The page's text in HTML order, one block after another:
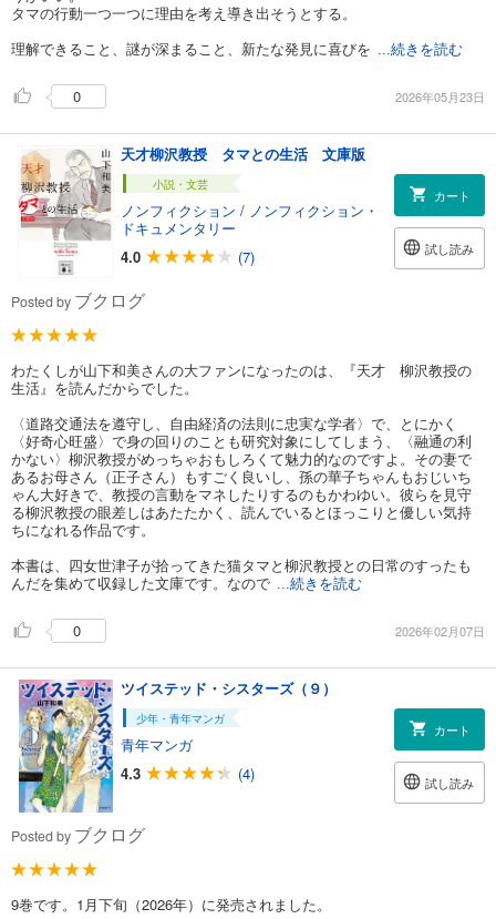
タマの行動一つ一つに理由を考え導き出そうとする。
理解できること、謎が深まること、新たな発見に喜びを
...続きを読む
0 2026年05月23日
天才柳沢教授 タマとの生活 文庫版
小説・文芸
ノンフィクション / ノンフィクション・
ドキュメンタリー
4.0
(7)
カート
試し読み
Posted by ブクログ
わたくしが山下和美さんの大ファンになったのは、『天才 柳沢教授の
生活』を読んだからでした。
〈道路交通法を遵守し、自由経済の法則に忠実な学者〉で、とにかく
〈好奇心旺盛〉で身の回りのことも研究対象にしてしまう、〈融通の利
かない〉柳沢教授がめっちゃおもしろくて魅力的なのですよ。その妻で
あるお母さん（正子さん）もすごく良いし、孫の華子ちゃんもおじいち
ゃん大好きで、教授の言動をマネしたりするのもかわゆい。彼らを見守
る柳沢教授の眼差しはあたたかく、読んでいるとほっこりと優しい気持
ちになれる作品です。
本書は、四女世津子が拾ってきた猫タマと柳沢教授との日常のすったも
んだを集めて収録した文庫です。なので
...続きを読む
0 2026年02月07日
ツイステッド・シスターズ（９）
少年・青年マンガ
青年マンガ
4.3
(4)
カート
試し読み
Posted by ブクログ
9巻です。1月下旬（2026年）に発売されました。